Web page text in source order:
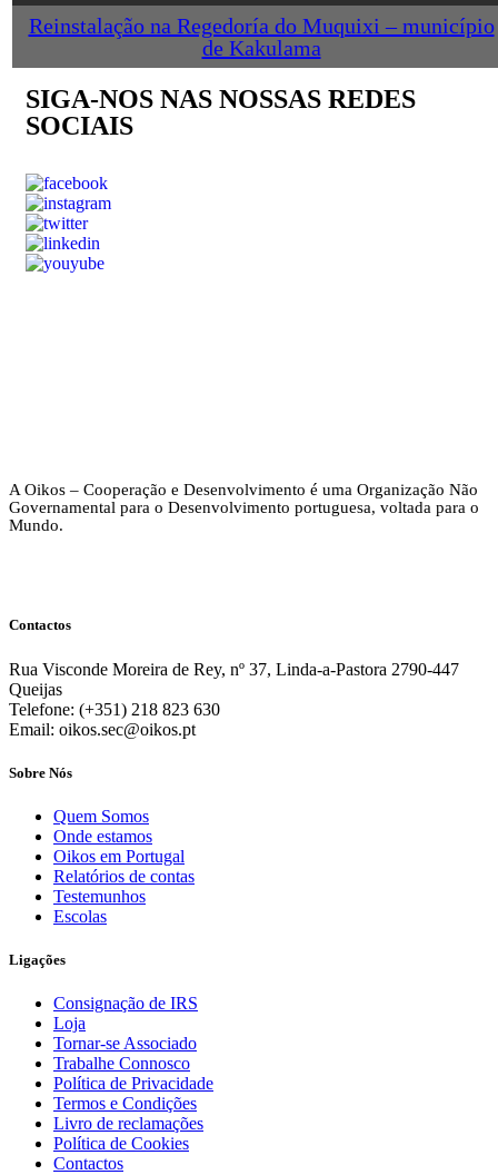
Reinstalação na Regedoría do Muquixi – município
de Kakulama
SIGA-NOS NAS NOSSAS REDES
SOCIAIS
A Oikos – Cooperação e Desenvolvimento é uma Organização Não
Governamental para o Desenvolvimento portuguesa, voltada para o
Mundo.
Contactos
Rua Visconde Moreira de Rey, nº 37, Linda-a-Pastora 2790-447
Queijas
Telefone: (+351) 218 823 630
Email: oikos.sec@oikos.pt
Sobre Nós
Quem Somos
Onde estamos
Oikos em Portugal
Relatórios de contas
Testemunhos
Escolas
Ligações
Consignação de IRS
Loja
Tornar-se Associado
Trabalhe Connosco
Política de Privacidade
Termos e Condições
Livro de reclamações
Política de Cookies
Contactos